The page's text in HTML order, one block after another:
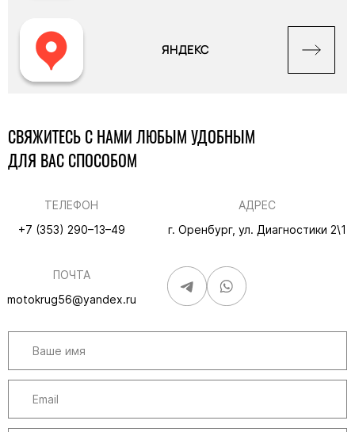
ЯНДЕКС
СВЯЖИТЕСЬ С НАМИ ЛЮБЫМ УДОБНЫМ
ДЛЯ ВАС СПОСОБОМ
ТЕЛЕФОН
+7 (353) 290–13–49
АДРЕС
г. Оренбург, ул. Диагностики 2\1
ПОЧТА
motokrug56@yandex.ru